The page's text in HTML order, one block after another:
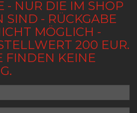
- NUR DIE IM SHOP
SIND - RÜCKGABE
MÖGLICH -
200 EUR.
FINDEN KEINE